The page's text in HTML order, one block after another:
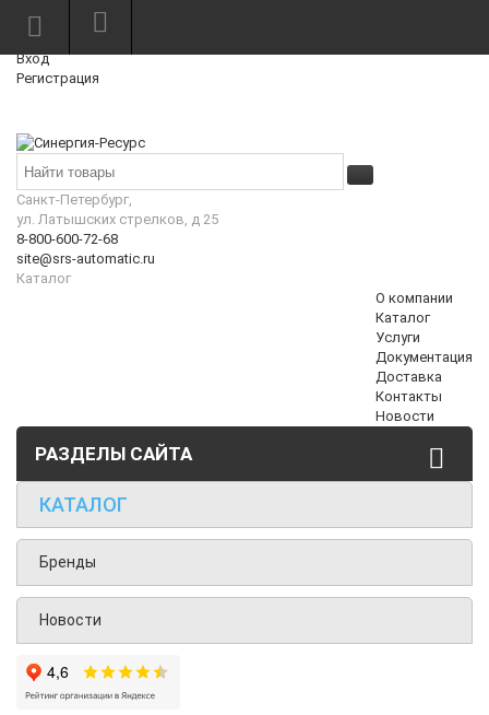
Режим работы: Пн—Пт: 10:00—18:00
Вход
Регистрация
Санкт-Петербург,
ул. Латышских стрелков, д 25
8-800-600-72-68
site@srs-automatic.ru
Каталог
О компании
Каталог
Услуги
Документация
Доставка
Контакты
Новости
РАЗДЕЛЫ САЙТА
КАТАЛОГ
Бренды
Новости